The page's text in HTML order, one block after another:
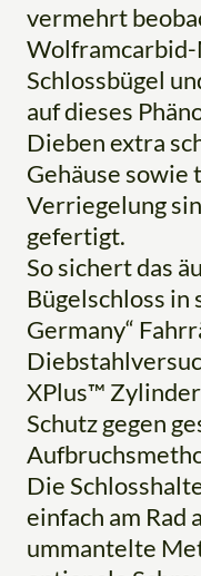
vermehrt
Schlossbügel
auf dieses
Dieben extra
Gehäuse sowie
Verriegelung
gefertigt.
So sichert das
Bügelschloss in
Germany“
XPlus™
Schutz gegen
Die
einfach am
ummantelte